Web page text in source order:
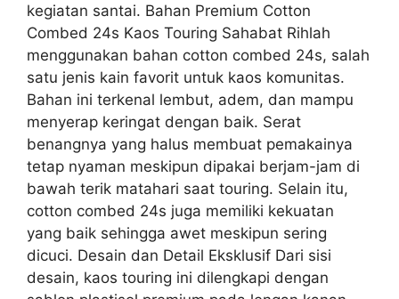
kegiatan santai. Bahan Premium Cotton
Combed 24s Kaos Touring Sahabat Rihlah
menggunakan bahan cotton combed 24s, salah
satu jenis kain favorit untuk kaos komunitas.
Bahan ini terkenal lembut, adem, dan mampu
menyerap keringat dengan baik. Serat
benangnya yang halus membuat pemakainya
tetap nyaman meskipun dipakai berjam-jam di
bawah terik matahari saat touring. Selain itu,
cotton combed 24s juga memiliki kekuatan
yang baik sehingga awet meskipun sering
dicuci. Desain dan Detail Eksklusif Dari sisi
desain, kaos touring ini dilengkapi dengan